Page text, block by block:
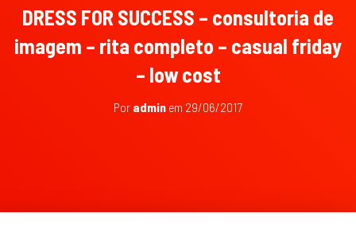
DRESS FOR SUCCESS – consultoria de
imagem – rita completo – casual friday
– low cost
Por admin em 29/06/2017